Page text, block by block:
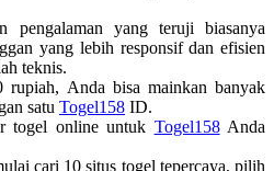
pengalaman yang teruji biasanya
yang lebih responsif dan efisien
teknis.
rupiah, Anda bisa mainkan banyak
satu Togel158 ID.
togel online untuk Togel158Anda
cari 10 situs togel tepercaya, pilih